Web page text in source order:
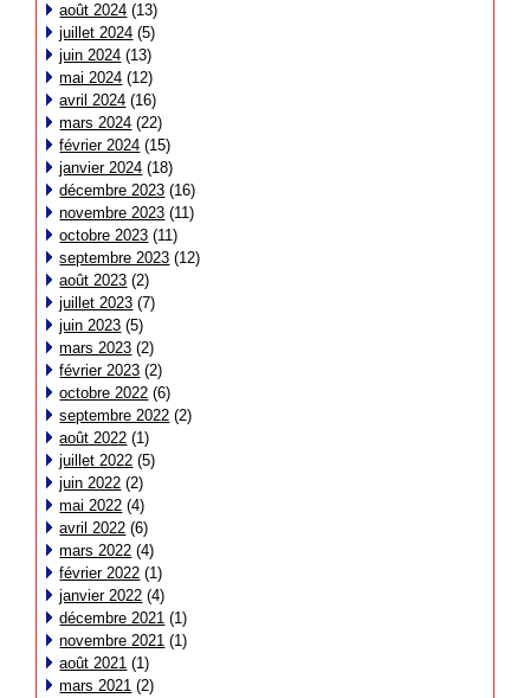
août 2024 (13)
juillet 2024 (5)
juin 2024 (13)
mai 2024 (12)
avril 2024 (16)
mars 2024 (22)
février 2024 (15)
janvier 2024 (18)
décembre 2023 (16)
novembre 2023 (11)
octobre 2023 (11)
septembre 2023 (12)
août 2023 (2)
juillet 2023 (7)
juin 2023 (5)
mars 2023 (2)
février 2023 (2)
octobre 2022 (6)
septembre 2022 (2)
août 2022 (1)
juillet 2022 (5)
juin 2022 (2)
mai 2022 (4)
avril 2022 (6)
mars 2022 (4)
février 2022 (1)
janvier 2022 (4)
décembre 2021 (1)
novembre 2021 (1)
août 2021 (1)
mars 2021 (2)